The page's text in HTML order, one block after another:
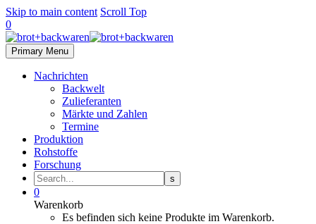
Skip to main content Scroll Top
0
Primary Menu
Nachrichten
Backwelt
Zulieferanten
Märkte und Zahlen
Termine
Produktion
Rohstoffe
Forschung
0
Warenkorb
Es befinden sich keine Produkte im Warenkorb.